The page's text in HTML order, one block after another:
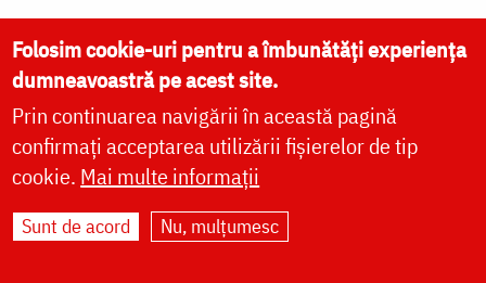
Folosim cookie-uri pentru a îmbunătăți experiența
dumneavoastră pe acest site.
Prin continuarea navigării în această pagină
confirmați acceptarea utilizării fișierelor de tip
cookie. Mai multe informații
Sunt de acord Nu, mulțumesc